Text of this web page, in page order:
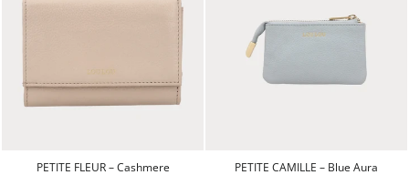
PETITE FLEUR – Cashmere
PETITE CAMILLE – Blue Aura